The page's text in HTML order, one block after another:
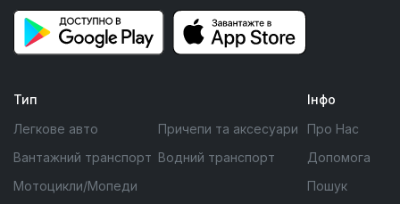
Тип
Легкове авто
Вантажний транспорт
Мотоцикли/Мопеди
Причепи та аксесуари
Водний транспорт
Інфо
Про Нас
Допомога
Пошук